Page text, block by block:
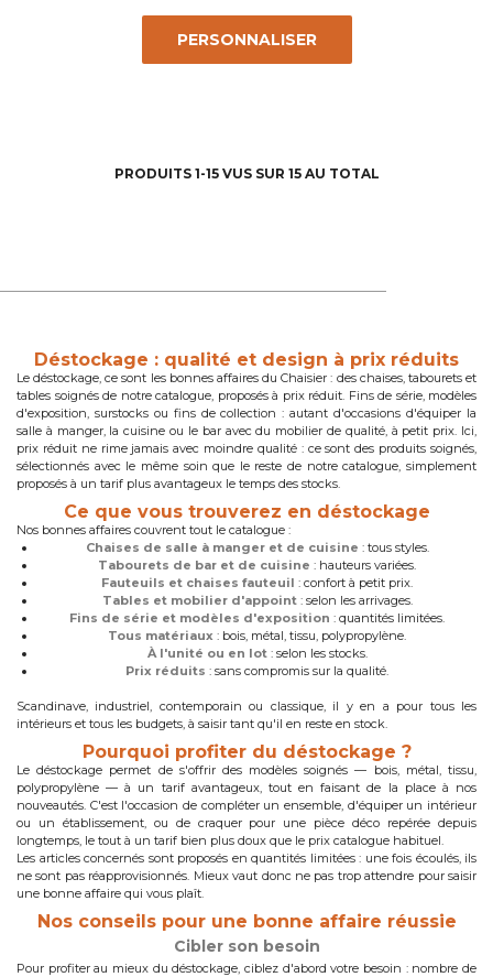
PERSONNALISER
PRODUITS 1-15 VUS SUR 15 AU TOTAL
Déstockage : qualité et design à prix réduits
Le déstockage, ce sont les bonnes affaires du Chaisier : des chaises, tabourets et
tables soignés de notre catalogue, proposés à prix réduit. Fins de série, modèles
d'exposition, surstocks ou fins de collection : autant d'occasions d'équiper la
salle à manger, la cuisine ou le bar avec du mobilier de qualité, à petit prix. Ici,
prix réduit ne rime jamais avec moindre qualité : ce sont des produits soignés,
sélectionnés avec le même soin que le reste de notre catalogue, simplement
proposés à un tarif plus avantageux le temps des stocks.
Ce que vous trouverez en déstockage
Nos bonnes affaires couvrent tout le catalogue :
Chaises de salle à manger et de cuisine : tous styles.
Tabourets de bar et de cuisine : hauteurs variées.
Fauteuils et chaises fauteuil : confort à petit prix.
Tables et mobilier d'appoint: selon les arrivages.
Fins de série et modèles d'exposition : quantités limitées.
Tous matériaux : bois, métal, tissu, polypropylène.
À l'unité ou en lot: selon les stocks.
Prix réduits : sans compromis sur la qualité.
Scandinave, industriel, contemporain ou classique, il y en a pour tous les
intérieurs et tous les budgets, à saisir tant qu'il en reste en stock.
Pourquoi profiter du déstockage ?
Le déstockage permet de s'offrir des modèles soignés — bois, métal, tissu,
polypropylène — à un tarif avantageux, tout en faisant de la place à nos
nouveautés. C'est l'occasion de compléter un ensemble, d'équiper un intérieur
ou un établissement, ou de craquer pour une pièce déco repérée depuis
longtemps, le tout à un tarif bien plus doux que le prix catalogue habituel.
Les articles concernés sont proposés en quantités limitées : une fois écoulés, ils
ne sont pas réapprovisionnés. Mieux vaut donc ne pas trop attendre pour saisir
une bonne affaire qui vous plaît.
Nos conseils pour une bonne affaire réussie
Cibler son besoin
Pour profiter au mieux du déstockage, ciblez d'abord votre besoin : nombre de